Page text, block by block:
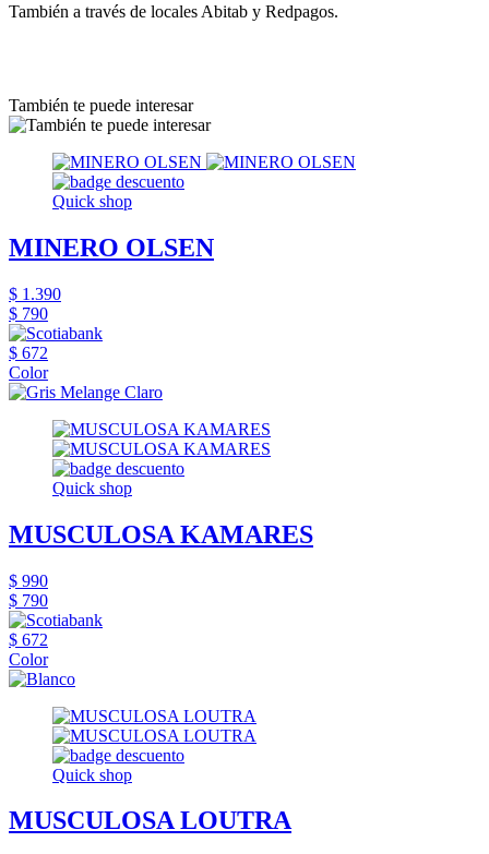
También a través de locales Abitab y Redpagos.
También te puede interesar
Quick shop
MINERO OLSEN
$ 1.390
$ 790
$ 672
Color
Quick shop
MUSCULOSA KAMARES
$ 990
$ 790
$ 672
Color
Quick shop
MUSCULOSA LOUTRA